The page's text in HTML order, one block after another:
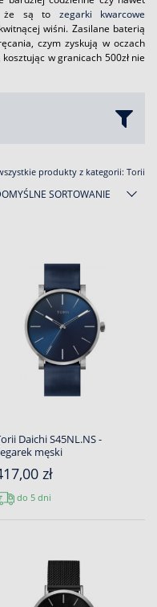
że są to zegarki kwarcowe
wiśni. Zasilane baterią
czym zyskują w oczach
w granicach 500zł nie
produkty z kategorii: Torii
SORTOWANIE
Daichi S45NL.NS -
męski
zł
do 5 dni